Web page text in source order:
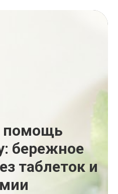
помощь
бережное
таблеток и